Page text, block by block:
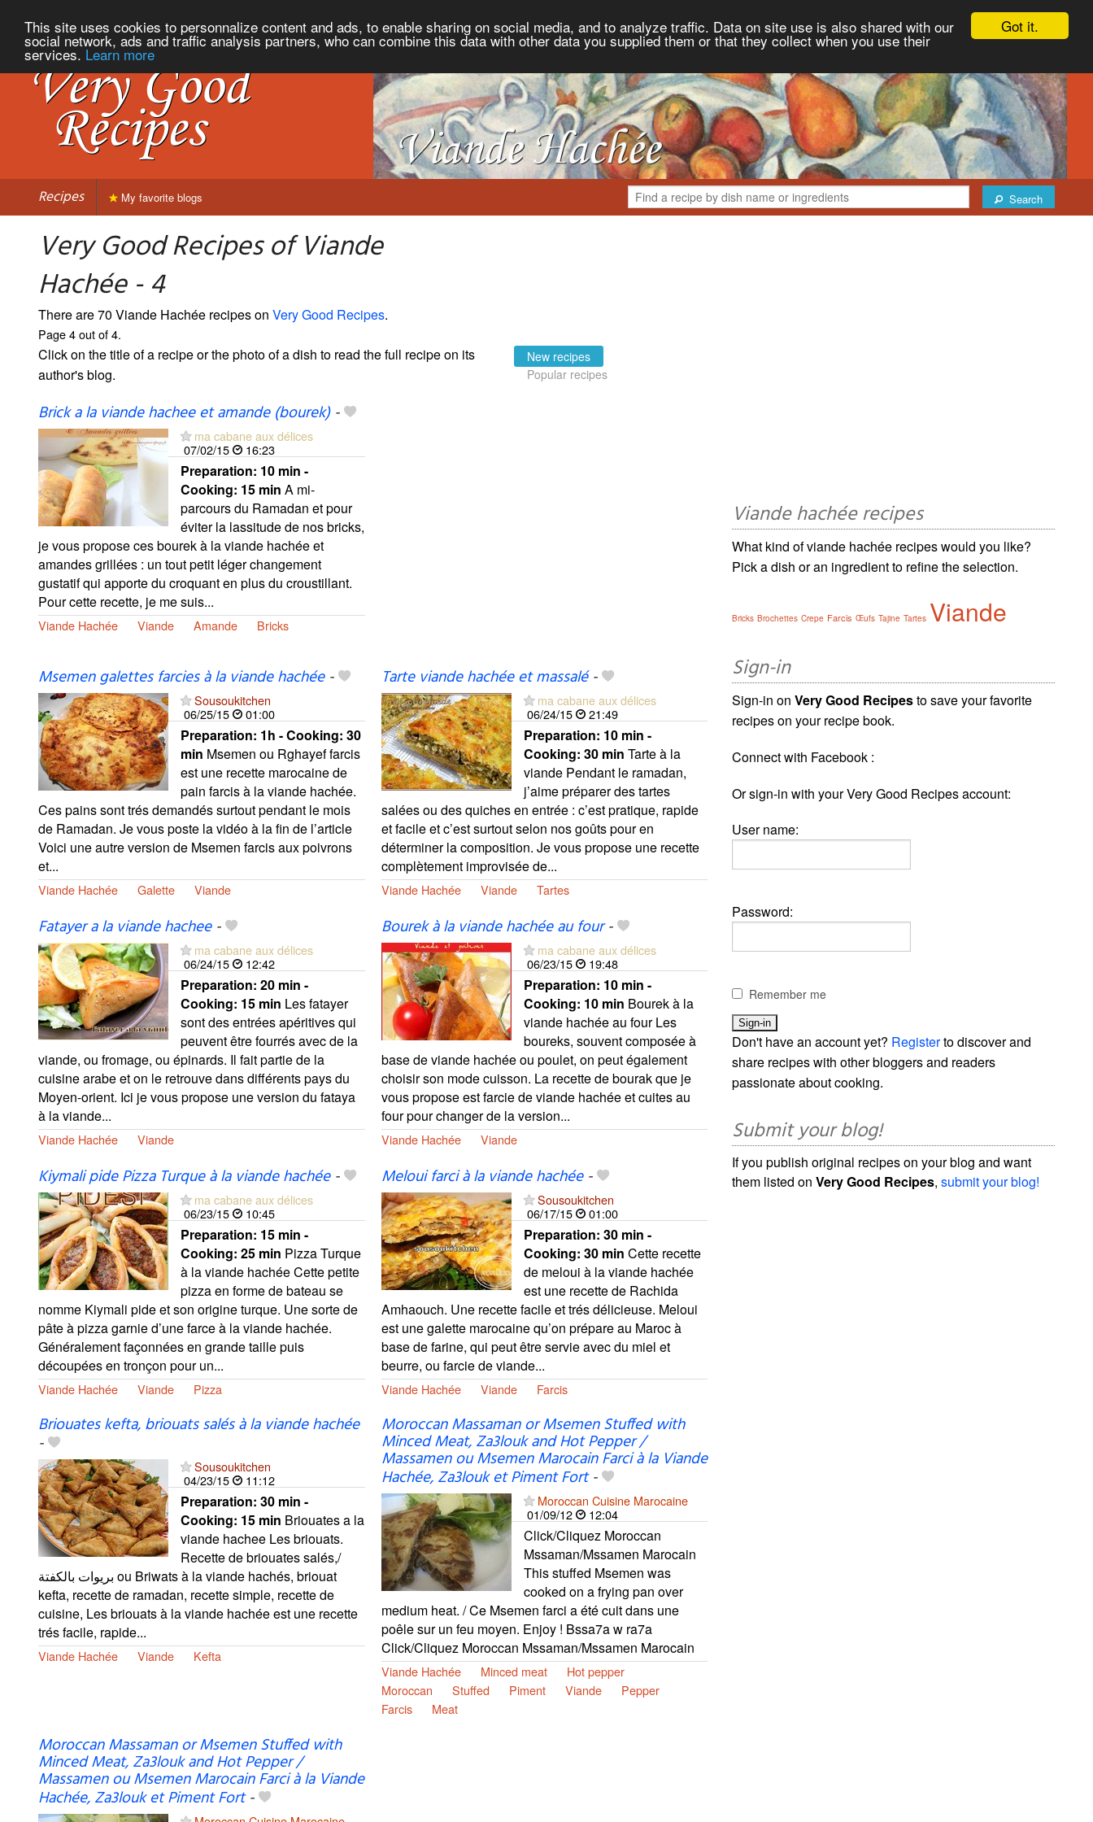
Got it.
This site uses cookies to personnalize content and ads, to enable sharing on social media, and to analyze traffic. Data on site use is also shared with our
social network, ads and traffic analysis partners, who can combine this data with other data you supplied them or that they collect when you use their
services. Learn more
Recipes Search
My favorite blogs
Very Good Recipes of Viande
Hachée - 4
There are 70 Viande Hachée recipes on Very Good Recipes.
Page 4 out of 4.
Click on the title of a recipe or the photo of a dish to read the full recipe on its
author's blog.
New recipes
Popular recipes
Brick a la viande hachee et amande (bourek)-
ma cabane aux délices
07/02/15
16:23
Preparation: 10 min -
Cooking: 15 min A mi-
parcours du Ramadan et pour
éviter la lassitude de nos bricks,
je vous propose ces bourek à la viande hachée et
amandes grillées : un tout petit léger changement
gustatif qui apporte du croquant en plus du croustillant.
Pour cette recette, je me suis...
Viande Hachée Viande Amande Bricks
Msemen galettes farcies à la viande hachée-
Sousoukitchen
06/25/15
01:00
Preparation: 1h - Cooking: 30
min Msemen ou Rghayef farcis
est une recette marocaine de
pain farcis à la viande hachée.
Ces pains sont trés demandés surtout pendant le mois
de Ramadan. Je vous poste la vidéo à la fin de l’article
Voici une autre version de Msemen farcis aux poivrons
et...
Viande Hachée Galette Viande
Tarte viande hachée et massalé-
ma cabane aux délices
06/24/15
21:49
Preparation: 10 min -
Cooking: 30 min Tarte à la
viande Pendant le ramadan,
j’aime préparer des tartes
salées ou des quiches en entrée : c’est pratique, rapide
et facile et c’est surtout selon nos goûts pour en
déterminer la composition. Je vous propose une recette
complètement improvisée de...
Viande Hachée Viande Tartes
Fatayer a la viande hachee-
ma cabane aux délices
06/24/15
12:42
Preparation: 20 min -
Cooking: 15 min Les fatayer
sont des entrées apéritives qui
peuvent être fourrés avec de la
viande, ou fromage, ou épinards. Il fait partie de la
cuisine arabe et on le retrouve dans différents pays du
Moyen-orient. Ici je vous propose une version du fataya
à la viande...
Viande Hachée Viande
Bourek à la viande hachée au four-
ma cabane aux délices
06/23/15
19:48
Preparation: 10 min -
Cooking: 10 min Bourek à la
viande hachée au four Les
boureks, souvent composée à
base de viande hachée ou poulet, on peut également
choisir son mode cuisson. La recette de bourak que je
vous propose est farcie de viande hachée et cuites au
four pour changer de la version...
Viande Hachée Viande
Kiymali pide Pizza Turque à la viande hachée-
ma cabane aux délices
06/23/15
10:45
Preparation: 15 min -
Cooking: 25 min Pizza Turque
à la viande hachée Cette petite
pizza en forme de bateau se
nomme Kiymali pide et son origine turque. Une sorte de
pâte à pizza garnie d’une farce à la viande hachée.
Généralement façonnées en grande taille puis
découpées en tronçon pour un...
Viande Hachée Viande Pizza
Meloui farci à la viande hachée-
Sousoukitchen
06/17/15
01:00
Preparation: 30 min -
Cooking: 30 min Cette recette
de meloui à la viande hachée
est une recette de Rachida
Amhaouch. Une recette facile et trés délicieuse. Meloui
est une galette marocaine qu’on prépare au Maroc à
base de farine, qui peut être servie avec du miel et
beurre, ou farcie de viande...
Viande Hachée Viande Farcis
Briouates kefta, briouats salés à la viande hachée
-
Sousoukitchen
04/23/15
11:12
Preparation: 30 min -
Cooking: 15 min Briouates a la
viande hachee Les briouats.
Recette de briouates salés,/
بريوات بالكفتة ou Briwats à la viande hachés, briouat
kefta, recette de ramadan, recette simple, recette de
cuisine, Les briouats à la viande hachée est une recette
trés facile, rapide...
Viande Hachée Viande Kefta
Moroccan Massaman or Msemen Stuffed with
Minced Meat, Za3louk and Hot Pepper /
Massamen ou Msemen Marocain Farci à la Viande
Hachée, Za3louk et Piment Fort-
Moroccan Cuisine Marocaine
01/09/12
12:04
Click/Cliquez Moroccan
Mssaman/Mssamen Marocain
This stuffed Msemen was
cooked on a frying pan over
medium heat. / Ce Msemen farci a été cuit dans une
poêle sur un feu moyen. Enjoy ! Bssa7a w ra7a
Click/Cliquez Moroccan Mssaman/Mssamen Marocain
Viande Hachée Minced meat
Hot pepper
Moroccan
Stuffed Piment Viande
Pepper
Farcis
Meat
Moroccan Massaman or Msemen Stuffed with
Minced Meat, Za3louk and Hot Pepper /
Massamen ou Msemen Marocain Farci à la Viande
Hachée, Za3louk et Piment Fort-
Viande hachée recipes
What kind of viande hachée recipes would you like?
Pick a dish or an ingredient to refine the selection.
Bricks Brochettes Crepe Farcis Œufs Tajine Tartes Viande
Sign-in
Sign-in onVery Good Recipesto save your favorite
recipes on your recipe book.
Connect with Facebook :
Or sign-in with your Very Good Recipes account:
User name:
Password:
Remember me
Don't have an account yet? Registerto discover and
share recipes with other bloggers and readers
passionate about cooking.
Submit your blog!
If you publish original recipes on your blog and want
them listed onVery Good Recipes,submit your blog!